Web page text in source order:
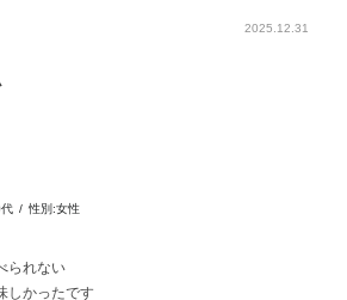
2025.12.31
性別:女性
られない
しかったです